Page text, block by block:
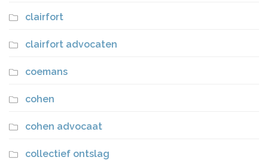
clairfort
clairfort advocaten
coemans
cohen
cohen advocaat
collectief ontslag